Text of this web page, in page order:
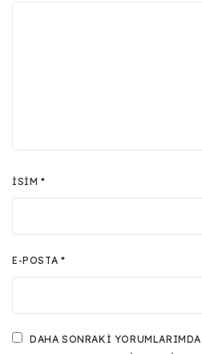
İSIM*
E-POSTA *
DAHA SONRAKI